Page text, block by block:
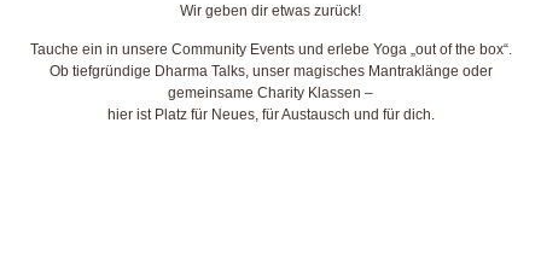
Wir geben dir etwas zurück!
Tauche ein in unsere Community Events und erlebe Yoga „out of the box“.
Ob tiefgründige Dharma Talks, unser magisches Mantraklänge oder
gemeinsame Charity Klassen –
hier ist Platz für Neues, für Austausch und für dich.